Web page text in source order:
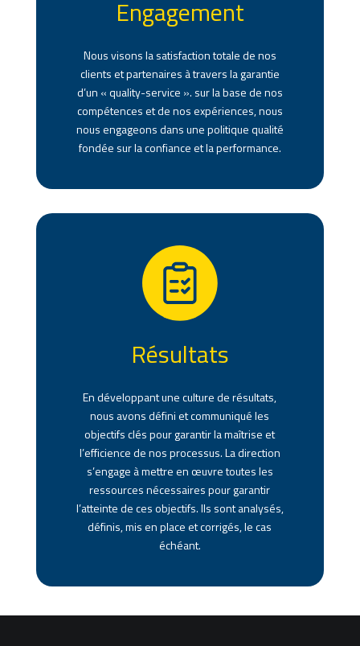
Engagement
Nous visons la satisfaction totale de nos
clients et partenaires à travers la garantie
d’un « quality-service ». sur la base de nos
compétences et de nos expériences, nous
nous engageons dans une politique qualité
fondée sur la confiance et la performance.
Résultats
En développant une culture de résultats,
nous avons défini et communiqué les
objectifs clés pour garantir la maîtrise et
l’efficience de nos processus. La direction
s’engage à mettre en œuvre toutes les
ressources nécessaires pour garantir
l’atteinte de ces objectifs. Ils sont analysés,
définis, mis en place et corrigés, le cas
échéant.